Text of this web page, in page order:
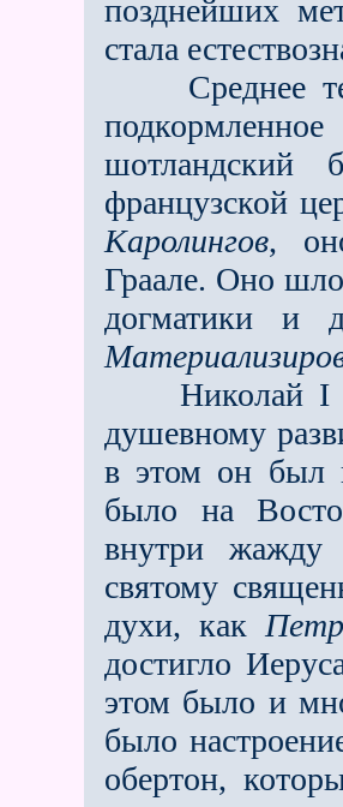
позднейших
стала
Среднее
шотландский
французской
Каролингов,
Граале. Оно
догматики и
Николай I не
душевному
в этом он был
было на
внутри жажду
святому
духи, как
достигло
этом было и
было
обертон,